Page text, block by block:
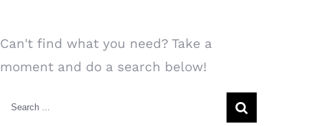
Can't find what you need? Take a
moment and do a search below!
Search